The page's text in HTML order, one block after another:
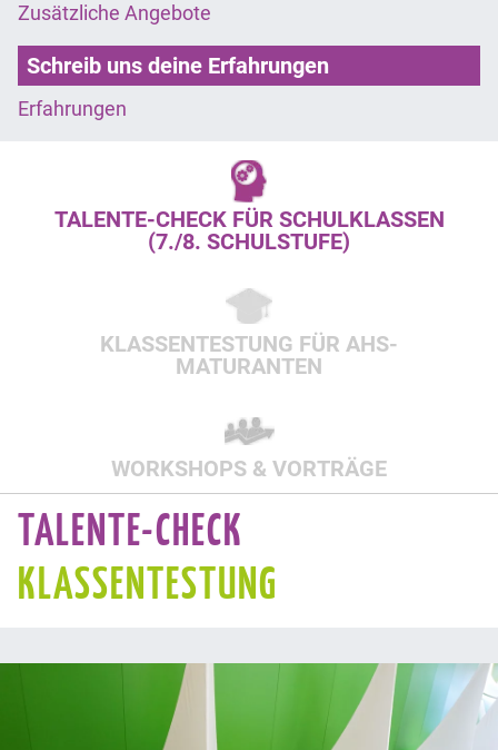
Zusätzliche Angebote
Schreib uns deine Erfahrungen
Erfahrungen
TALENTE-CHECK FÜR SCHULKLASSEN
(7./8. SCHULSTUFE)
KLASSENTESTUNG FÜR AHS-
MATURANTEN
WORKSHOPS & VORTRÄGE
TALENTE-CHECK
KLASSENTESTUNG